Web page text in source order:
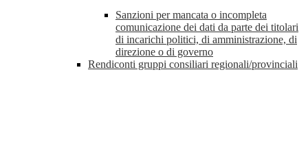
Sanzioni per mancata o incompleta
comunicazione dei dati da parte dei titolari
di incarichi politici, di amministrazione, di
direzione o di governo
Rendiconti gruppi consiliari regionali/provinciali